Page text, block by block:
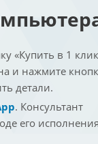
«Купить в 1
и нажмите
детали.
. Консультант
его исполнения